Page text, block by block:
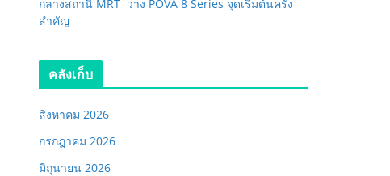
กลางสถานี MRT วาง POVA 8 Series จุดเริ่มต้นครั้ง
สำคัญ
คลังเก็บ
สิงหาคม 2026
กรกฎาคม 2026
มิถุนายน 2026